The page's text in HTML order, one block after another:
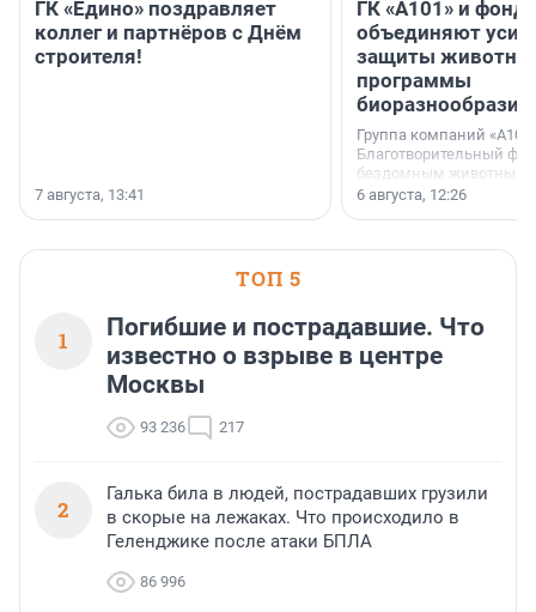
ГК «Едино» поздравляет
коллег и партнёров с Днём
строителя!
7 августа, 13:41
ГК «А101» и фонд
объединяют
защиты
программы
биоразнообразия
Группа компаний
Благотворительный
бездомным животным
заключили соглашение
6 августа, 12:26
ТОП 5
1
Погибшие и пострадавшие. Что
известно о взрыве в центре
Москвы
93 236 217
2
Галька била в людей, пострадавших грузили
в скорые на лежаках. Что происходило в
Геленджике после атаки БПЛА
86 996